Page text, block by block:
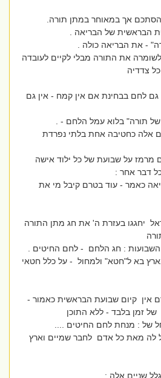
אך במאוחר במתן תורה.
הבראשית של הבריאה .
- את הבריאה כולה .
את התורה מבלי לקיים לעובדה
צדדיה
לחם בבחינת אם אין קמח - אין גם
תורה" בלוא עמל הלחם - .
אלה כחטיבה אחת בלתי נפרדת
על שבועת של כל ילוד אישה
דבר אחר :
כאמר - עוד בטרם קיבל מי את
יחגגו בעזרת ה' את חג מתן התורה
: חג הלחם - לחם החיטים .
בא ל"חטא" ולמחול - על כלל חטאי
אין קיום שבועת הבראשית כאמור -
זמן בלבד - ללא התוכן
של : מנחת לחם החיטים ....
מאת כל אדם לחבר שמיים וארץ
שניים אלה :